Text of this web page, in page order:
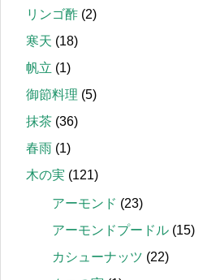
リンゴ酢 (2)
寒天 (18)
帆立 (1)
御節料理 (5)
抹茶 (36)
春雨 (1)
木の実 (121)
アーモンド (23)
アーモンドプードル (15)
カシューナッツ (22)